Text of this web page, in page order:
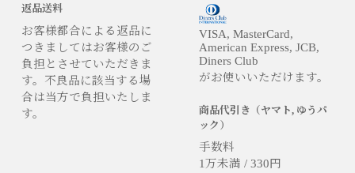
返品送料
お客様都合による返品に
つきましてはお客様のご
負担とさせていただきま
す。不良品に該当する場
合は当方で負担いたしま
す。
VISA, MasterCard,
American Express, JCB,
Diners Club
がお使いいただけます。
商品代引き（ヤマト, ゆうパ
ック）
手数料
1万未満 / 330円